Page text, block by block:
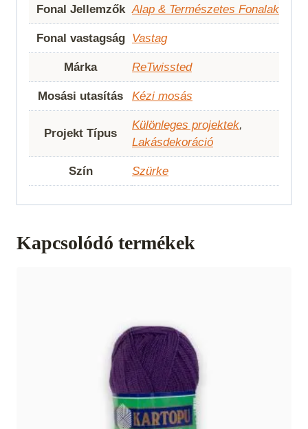
Fonal Jellemzők Alap & Természetes Fonalak
Fonal vastagság Vastag
Márka ReTwissted
Mosási utasítás Kézi mosás
Projekt Típus
Különleges projektek,
Lakásdekoráció
Szín Szürke
Kapcsolódó termékek